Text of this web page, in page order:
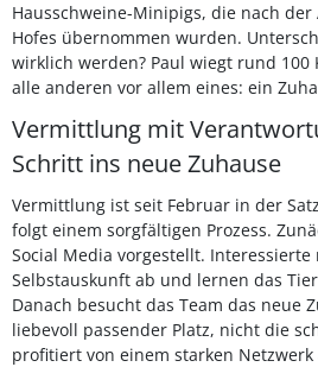
Hausschweine-Minipigs, die nach
Hofes übernommen wurden.
wirklich werden? Paul wiegt rund 100
alle anderen vor allem eines: ein
Vermittlung mit
Schritt ins neue Zuhause
Vermittlung ist seit Februar in der
folgt einem sorgfältigen Prozess.
Social Media vorgestellt.
Selbstauskunft ab und lernen das
Danach besucht das Team das neue
liebevoll passender Platz, nicht die
profitiert von einem starken